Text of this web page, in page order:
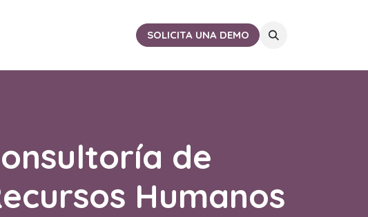
CERCA DE TISOLICITA UNA DEMO
de
Humanos